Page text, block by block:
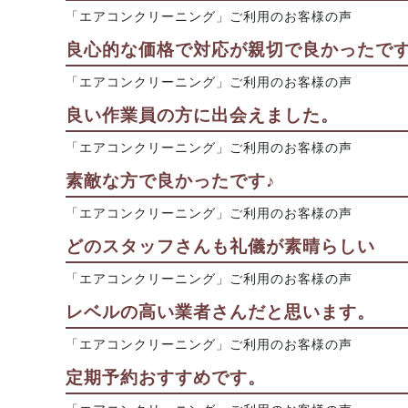
「エアコンクリーニング」ご利用のお客様の声
良心的な価格で対応が親切で良かったで
「エアコンクリーニング」ご利用のお客様の声
良い作業員の方に出会えました。
「エアコンクリーニング」ご利用のお客様の声
素敵な方で良かったです♪
「エアコンクリーニング」ご利用のお客様の声
どのスタッフさんも礼儀が素晴らしい
「エアコンクリーニング」ご利用のお客様の声
レベルの高い業者さんだと思います。
「エアコンクリーニング」ご利用のお客様の声
定期予約おすすめです。